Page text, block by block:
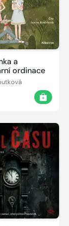
a
ordinace